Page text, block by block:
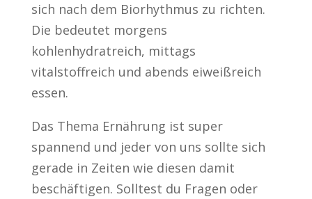
sich nach dem Biorhythmus zu richten.
Die bedeutet morgens
kohlenhydratreich, mittags
vitalstoffreich und abends eiweißreich
essen.
Das Thema Ernährung ist super
spannend und jeder von uns sollte sich
gerade in Zeiten wie diesen damit
beschäftigen. Solltest du Fragen oder